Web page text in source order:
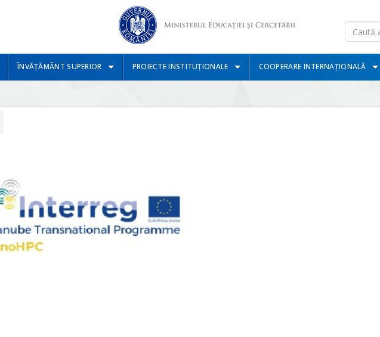
ÎNVĂȚĂMÂNT SUPERIOR PROIECTE INSTITUȚIONALE COOPERARE INTERNAȚIONALĂ